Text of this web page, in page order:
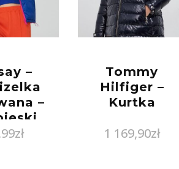
–
–
zł
Tommy
Hilfiger –
Kurtka
1 169,90zł